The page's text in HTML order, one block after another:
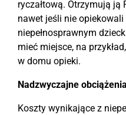
ryczałtową. Otrzymują ją
nawet jeśli nie
niepełnosprawnym
mieć miejsce, na
w domu opieki.
Nadzwyczajne obciążenia
Koszty wynikające z